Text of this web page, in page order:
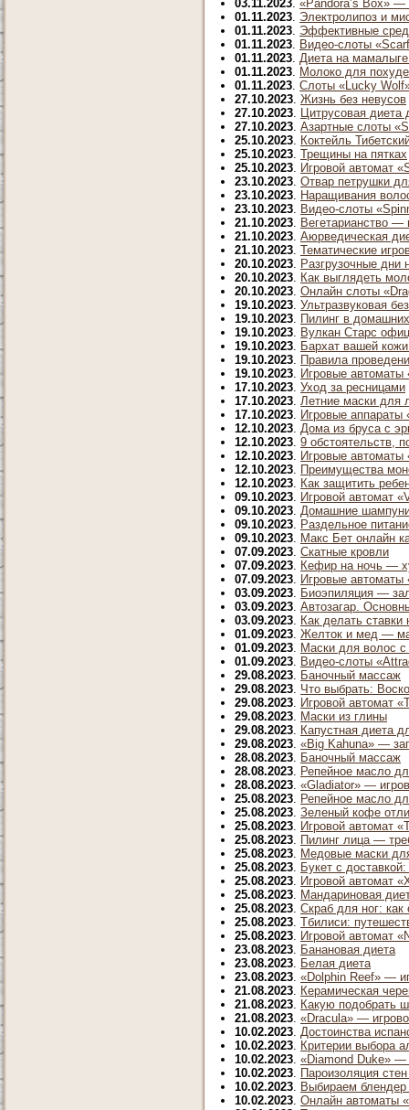
03.11.2023. «Pandora’s Box» —
01.11.2023. Электролипоз и
01.11.2023. Эффективные
01.11.2023. Видео-слоты
01.11.2023. Диета на
01.11.2023. Молоко для
01.11.2023. Слоты «Lucky
27.10.2023. Жизнь без невусов
27.10.2023. Цитрусовая диета
27.10.2023. Азартные слоты
25.10.2023. Коктейль
25.10.2023. Трещины на пятках
25.10.2023. Игровой автомат
23.10.2023. Отвар петрушки
23.10.2023. Наращивания
23.10.2023. Видео-слоты
21.10.2023. Вегетарианство
21.10.2023. Аюрведическая
21.10.2023. Тематические
20.10.2023. Разгрузочные дни
20.10.2023. Как выглядеть
20.10.2023. Онлайн слоты
19.10.2023. Ультразвуковая
19.10.2023. Пилинг в
19.10.2023. Вулкан Старс
19.10.2023. Бархат вашей
19.10.2023. Правила
19.10.2023. Игровые автоматы
17.10.2023. Уход за ресницами
17.10.2023. Летние маски для
17.10.2023. Игровые аппараты
12.10.2023. Дома из бруса с
12.10.2023. 9 обстоятельств,
12.10.2023. Игровые автоматы
12.10.2023. Преимущества
12.10.2023. Как защитить
09.10.2023. Игровой автомат
09.10.2023. Домашние
09.10.2023. Раздельное
09.10.2023. Макс Бет онлайн
07.09.2023. Скатные кровли
07.09.2023. Кефир на ночь —
07.09.2023. Игровые автоматы
03.09.2023. Биоэпиляция —
03.09.2023. Автозагар.
03.09.2023. Как делать
01.09.2023. Желток и мед —
01.09.2023. Маски для волос
01.09.2023. Видео-слоты
29.08.2023. Баночный массаж
29.08.2023. Что выбрать:
29.08.2023. Игровой автомат
29.08.2023. Маски из глины
29.08.2023. Капустная диета
29.08.2023. «Big Kahuna» —
28.08.2023. Баночный массаж
28.08.2023. Репейное масло
28.08.2023. «Gladiator» —
25.08.2023. Репейное масло
25.08.2023. Зеленый кофе
25.08.2023. Игровой автомат
25.08.2023. Пилинг лица —
25.08.2023. Медовые маски
25.08.2023. Букет с
25.08.2023. Игровой автомат
25.08.2023. Мандариновая
25.08.2023. Скраб для ног: как
25.08.2023. Тбилиси:
25.08.2023. Игровой автомат
23.08.2023. Банановая диета
23.08.2023. Белая диета
23.08.2023. «Dolphin Reef» —
21.08.2023. Керамическая
21.08.2023. Какую подобрать
21.08.2023. «Dracula» —
10.02.2023. Достоинства
10.02.2023. Критерии выбора
10.02.2023. «Diamond Duke» —
10.02.2023. Пароизоляция
10.02.2023. Выбираем
10.02.2023. Онлайн автоматы